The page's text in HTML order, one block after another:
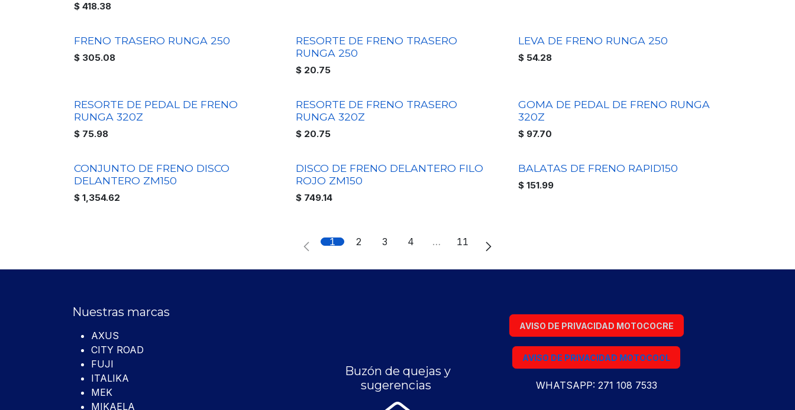
$ 418.38
FRENO TRASERO RUNGA 250
$ 305.08
RESORTE DE FRENO TRASERO
RUNGA 250
$ 20.75
LEVA DE FRENO RUNGA 250
$ 54.28
RESORTE DE PEDAL DE FRENO
RUNGA 320Z
$ 75.98
RESORTE DE FRENO TRASERO
RUNGA 320Z
$ 20.75
GOMA DE PEDAL DE FRENO RUNGA
320Z
$ 97.70
CONJUNTO DE FRENO DISCO
DELANTERO ZM150
$ 1,354.62
DISCO DE FRENO DELANTERO FILO
ROJO ZM150
$ 749.14
BALATAS DE FRENO RAPID150
$ 151.99
1 2 3 4 … 11
Nuestras marcas
AXUS
CITY ROAD
FUJI
ITALIKA
MEK
MIKAELA
AVISO DE PRIVACIDAD MOTOCOCRE
AVISO DE PRIVACIDAD MOTOCOOL
WHATSAPP: 271 108 7533
Buzón de quejas y
sugerencias